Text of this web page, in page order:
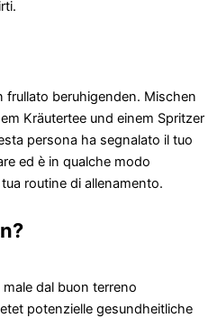
frullato beruhigenden. Mischen
Kräutertee und einem Spritzer
persona ha segnalato il tuo
ed è in qualche modo
routine di allenamento.
dal buon terreno
potenzielle gesundheitliche